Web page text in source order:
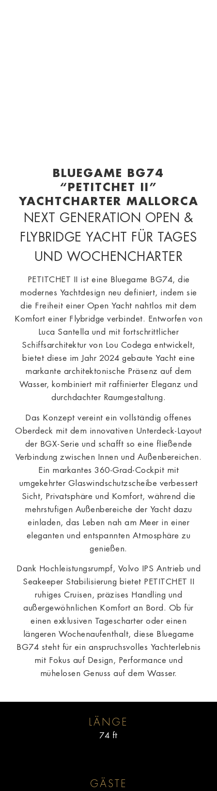
BLUEGAME BG74
“PETITCHET II”
YACHTCHARTER MALLORCA
NEXT GENERATION OPEN &
FLYBRIDGE YACHT FÜR TAGES
UND WOCHENCHARTER
PETITCHET II ist eine Bluegame BG74, die
modernes Yachtdesign neu definiert, indem sie
die Freiheit einer Open Yacht nahtlos mit dem
Komfort einer Flybridge verbindet. Entworfen von
Luca Santella und mit fortschrittlicher
Schiffsarchitektur von Lou Codega entwickelt,
bietet diese im Jahr 2024 gebaute Yacht eine
markante architektonische Präsenz auf dem
Wasser, kombiniert mit raffinierter Eleganz und
durchdachter Raumgestaltung.
Das Konzept vereint ein vollständig offenes
Oberdeck mit dem innovativen Unterdeck-Layout
der BGX-Serie und schafft so eine fließende
Verbindung zwischen Innen und Außenbereichen.
Ein markantes 360-Grad-Cockpit mit
umgekehrter Glaswindschutzscheibe verbessert
Sicht, Privatsphäre und Komfort, während die
mehrstufigen Außenbereiche der Yacht dazu
einladen, das Leben nah am Meer in einer
eleganten und entspannten Atmosphäre zu
genießen.
Dank Hochleistungsrumpf, Volvo IPS Antrieb und
Seakeeper Stabilisierung bietet PETITCHET II
ruhiges Cruisen, präzises Handling und
außergewöhnlichen Komfort an Bord. Ob für
einen exklusiven Tagescharter oder einen
längeren Wochenaufenthalt, diese Bluegame
BG74 steht für ein anspruchsvolles Yachterlebnis
mit Fokus auf Design, Performance und
mühelosen Genuss auf dem Wasser.
LÄNGE
74 ft
GÄSTE